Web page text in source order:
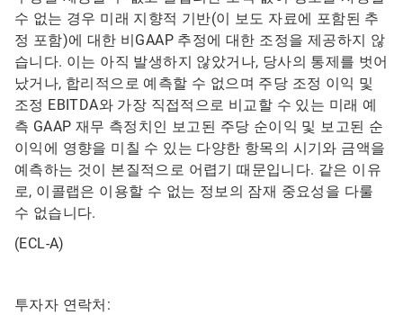
수 없는 경우 미래 지향적 기반(이 보도 자료에 포함된 추
정 포함)에 대한 비GAAP 추정에 대한 조정을 제공하지 않
습니다. 이는 아직 발생하지 않았거나, 당사의 통제를 벗어
났거나, 합리적으로 예측할 수 없으며 주당 조정 이익 및
조정 EBITDA와 가장 직접적으로 비교할 수 있는 미래 예
측 GAAP 재무 측정치인 보고된 주당 순이익 및 보고된 순
이익에 영향을 미칠 수 있는 다양한 항목의 시기와 금액을
예측하는 것이 본질적으로 어렵기 때문입니다. 같은 이유
로, 이콜랩은 이용할 수 없는 정보의 잠재 중요성을 다룰
수 없습니다.
(ECL-A)
투자자 연락처: